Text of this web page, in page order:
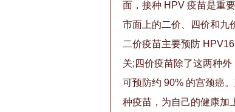
面，接种 HPV 疫苗是重
市面上的二价、四价和九
二价疫苗主要预防
关;四价疫苗除了这两种
可预防约 90% 的宫颈癌
种疫苗，为自己的健康加